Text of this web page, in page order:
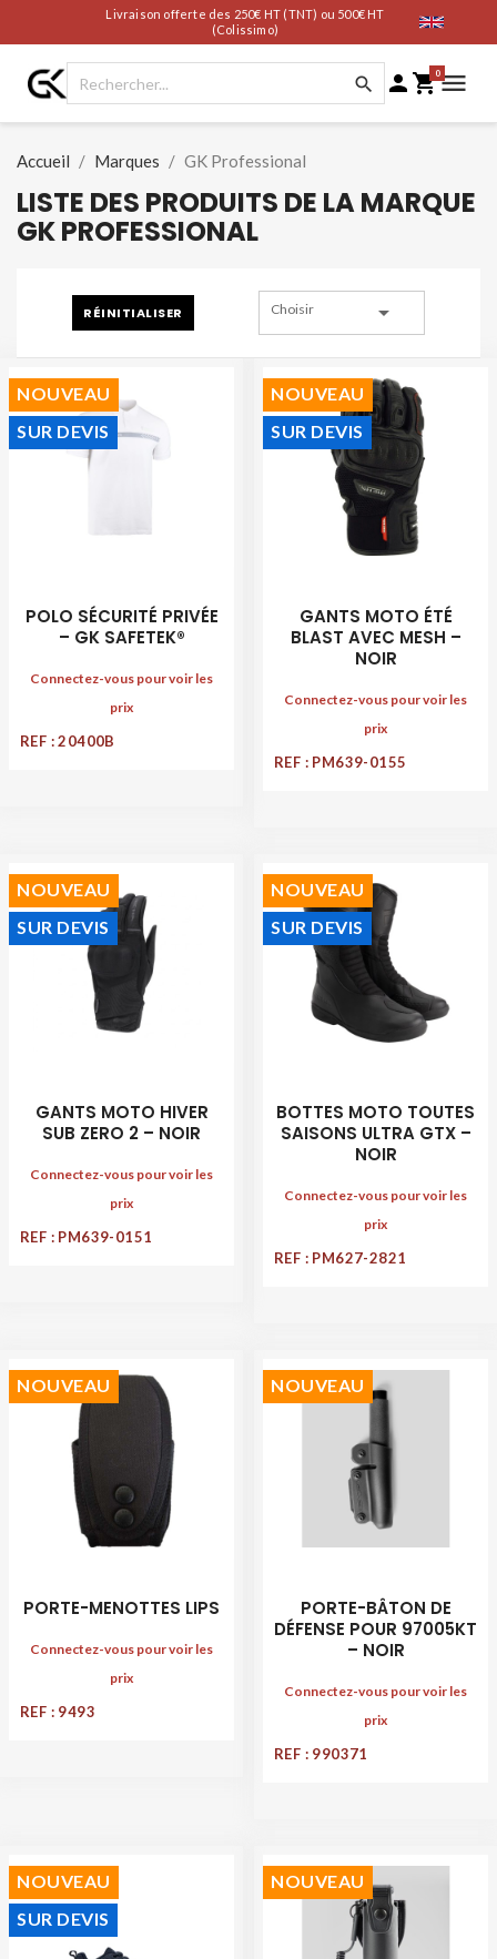
Livraison offerte des 250€ HT (TNT) ou 500€ HT
(Colissimo)
  0
Accueil Marques GK Professional
LISTE DES PRODUITS DE LA MARQUE
GK PROFESSIONAL
RÉINITIALISER Choisir 
POLO SÉCURITÉ PRIVÉE
– GK SAFETEK®
Connectez-vous pour voir les
prix
REF : 20400B
NOUVEAU
SUR DEVIS
GANTS MOTO ÉTÉ
BLAST AVEC MESH –
NOIR
Connectez-vous pour voir les
prix
REF : PM639-0155
NOUVEAU
SUR DEVIS
GANTS MOTO HIVER
SUB ZERO 2 – NOIR
Connectez-vous pour voir les
prix
REF : PM639-0151
NOUVEAU
SUR DEVIS
BOTTES MOTO TOUTES
SAISONS ULTRA GTX –
NOIR
Connectez-vous pour voir les
prix
REF : PM627-2821
NOUVEAU
SUR DEVIS
PORTE-MENOTTES LIPS
Connectez-vous pour voir les
prix
REF : 9493
NOUVEAU
PORTE-BÂTON DE
DÉFENSE POUR 97005KT
– NOIR
Connectez-vous pour voir les
prix
REF : 990371
NOUVEAU
NOUVEAU
SUR DEVIS
NOUVEAU